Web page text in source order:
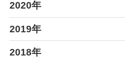
2020年
2019年
2018年